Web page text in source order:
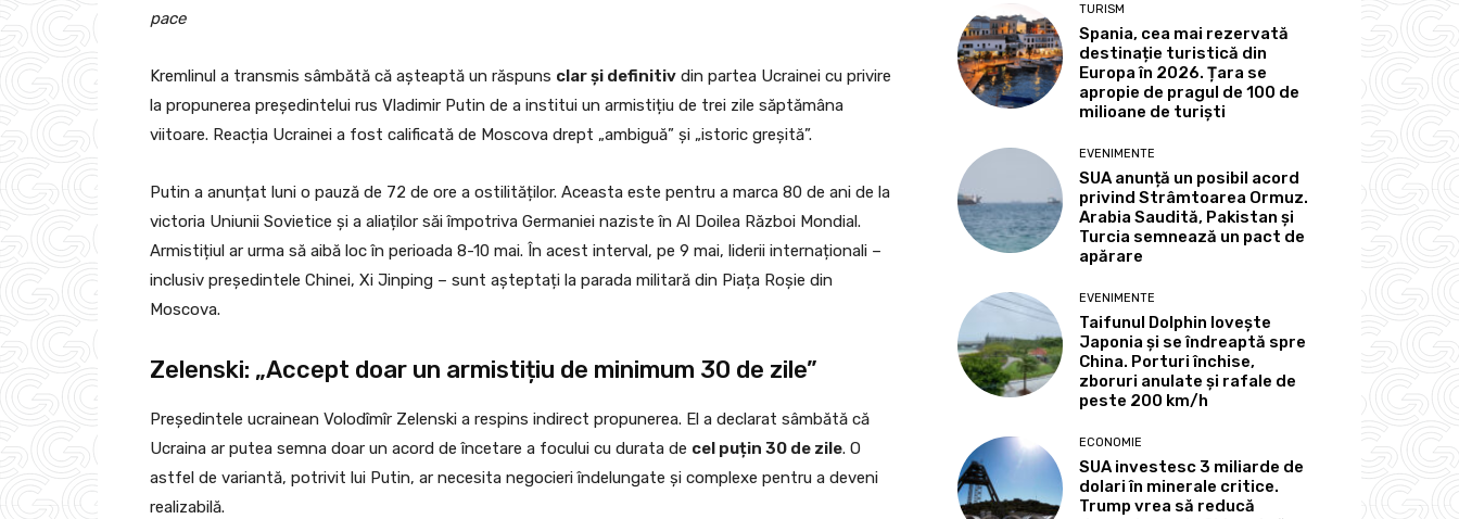
pace
Kremlinul a transmis sâmbătă că așteaptă un răspuns clar și definitiv din partea Ucrainei cu privire
la propunerea președintelui rus Vladimir Putin de a institui un armistițiu de trei zile săptămâna
viitoare. Reacția Ucrainei a fost calificată de Moscova drept „ambiguă” și „istoric greșită”.
Putin a anunțat luni o pauză de 72 de ore a ostilităților. Aceasta este pentru a marca 80 de ani de la
victoria Uniunii Sovietice și a aliaților săi împotriva Germaniei naziste în Al Doilea Război Mondial.
Armistițiul ar urma să aibă loc în perioada 8-10 mai. În acest interval, pe 9 mai, liderii internaționali –
inclusiv președintele Chinei, Xi Jinping – sunt așteptați la parada militară din Piața Roșie din
Moscova.
Zelenski: „Accept doar un armistițiu de minimum 30 de zile”
Președintele ucrainean Volodîmîr Zelenski a respins indirect propunerea. El a declarat sâmbătă că
Ucraina ar putea semna doar un acord de încetare a focului cu durata de cel puțin 30 de zile. O
astfel de variantă, potrivit lui Putin, ar necesita negocieri îndelungate și complexe pentru a deveni
realizabilă.
TURISM
Spania, cea mai rezervată
destinație turistică din
Europa în 2026. Țara se
apropie de pragul de 100 de
milioane de turiști
EVENIMENTE
SUA anunță un posibil acord
privind Strâmtoarea Ormuz.
Arabia Saudită, Pakistan și
Turcia semnează un pact de
apărare
EVENIMENTE
Taifunul Dolphin lovește
Japonia și se îndreaptă spre
China. Porturi închise,
zboruri anulate și rafale de
peste 200 km/h
ECONOMIE
SUA investesc 3 miliarde de
dolari în minerale critice.
Trump vrea să reducă